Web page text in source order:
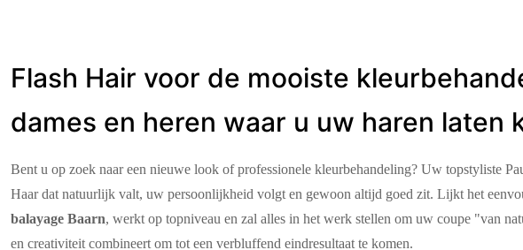
Flash Hair voor de mooiste
dames en heren waar u uw haren laten
Bent u op zoek naar een nieuwe look of professionele kleurbehandeling? Uw topstyliste
Haar dat natuurlijk valt, uw persoonlijkheid volgt en gewoon altijd goed zit. Lijkt het
balayage Baarn, werkt op topniveau en zal alles in het werk stellen om uw coupe "van
en creativiteit combineert om tot een verbluffend eindresultaat te komen.